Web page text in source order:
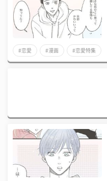
#恋愛 #漫画 #恋愛特集